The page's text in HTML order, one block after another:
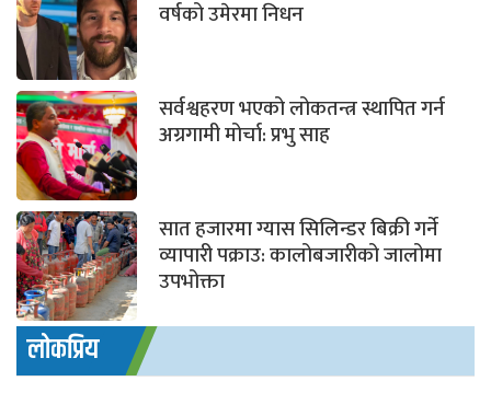
वर्षको उमेरमा निधन
सर्वश्वहरण भएको लोकतन्त्र स्थापित गर्न
अग्रगामी मोर्चा: प्रभु साह
सात हजारमा ग्यास सिलिन्डर बिक्री गर्ने
व्यापारी पक्राउ: कालोबजारीको जालोमा
उपभोक्ता
लोकप्रिय